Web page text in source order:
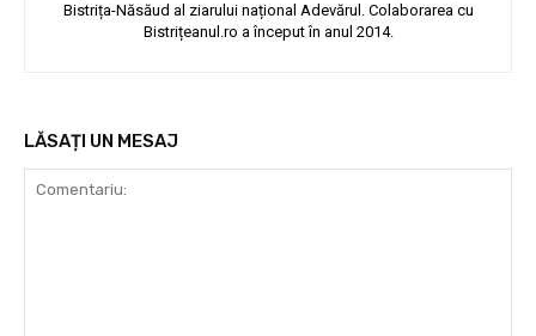
Bistrița-Năsăud al ziarului național Adevărul. Colaborarea cu
Bistrițeanul.ro a început în anul 2014.
LĂSAȚI UN MESAJ